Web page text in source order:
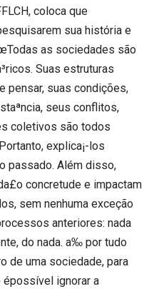
coloca que
sua história e
as sociedades são
Suas estruturas
pensar, suas condições,
seus conflitos,
coletivos são todos
explica¡-los
passado. Além disso,
concretude e impactam
sem nenhuma exceção
anteriores: nada
do nada. a‰ por tudo
de uma sociedade, para
épossí­vel ignorar a